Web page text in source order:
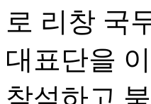
로 리창 국
대표단을
참석하고